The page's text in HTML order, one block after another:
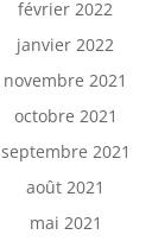
février 2022
janvier 2022
novembre 2021
octobre 2021
septembre 2021
août 2021
mai 2021